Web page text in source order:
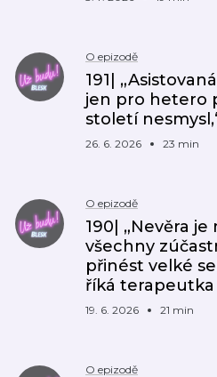
O epizodě
191|
jen pro hetero
století
26. 6. 2026 23 min
O epizodě
190| „Nevěra
všechny
přinést velké
říká terapeutka
19. 6. 2026 21 min
O epizodě